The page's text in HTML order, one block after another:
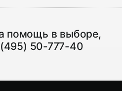
помощь в выборе,
50-777-40